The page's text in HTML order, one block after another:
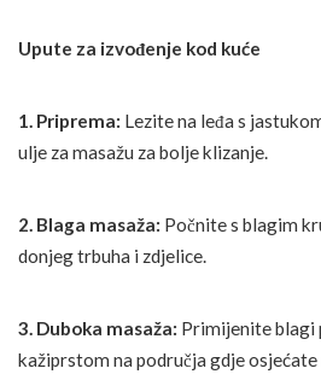
Upute za izvođenje kod kuće
1. Priprema: Lezite na leđa s
ulje za masažu za bolje klizanje.
2. Blaga masaža: Počnite s blagim
donjeg trbuha i zdjelice.
3. Duboka masaža: Primijenite blagi
kažiprstom na područja gdje